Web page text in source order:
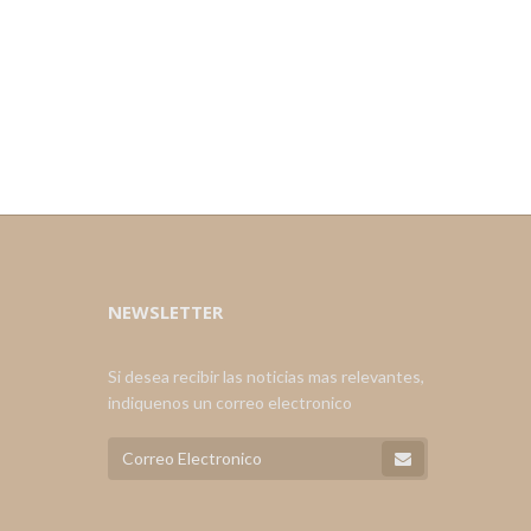
NEWSLETTER
Si desea recibir las noticias mas relevantes,
indiquenos un correo electronico